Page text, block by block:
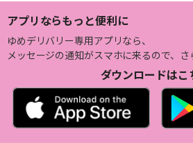
アプリならもっと便利に
ゆめデリバリー専用アプリなら、
メッセージの通知がスマホに来るので、さ
ダウンロードはこ